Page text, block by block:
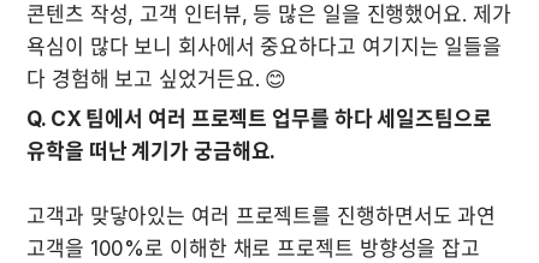
콘텐츠 작성, 고객 인터뷰, 등 많은 일을 진행했어요. 제가
욕심이 많다 보니 회사에서 중요하다고 여기지는 일들을
다 경험해 보고 싶었거든요. 😊
Q. CX 팀에서 여러 프로젝트 업무를 하다 세일즈팀으로
유학을 떠난 계기가 궁금해요.
고객과 맞닿아있는 여러 프로젝트를 진행하면서도 과연
고객을 100%로 이해한 채로 프로젝트 방향성을 잡고